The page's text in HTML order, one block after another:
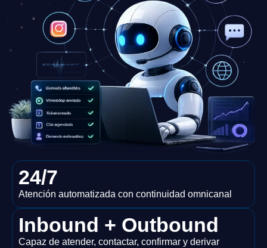
24/7
Atención automatizada con continuidad omnicanal
Inbound + Outbound
Capaz de atender, contactar, confirmar y derivar